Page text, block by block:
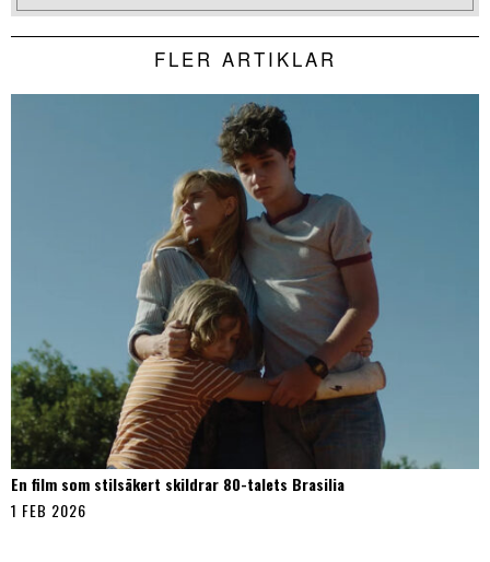
FLER ARTIKLAR
En film som stilsäkert skildrar 80-talets Brasilia
1 FEB 2026